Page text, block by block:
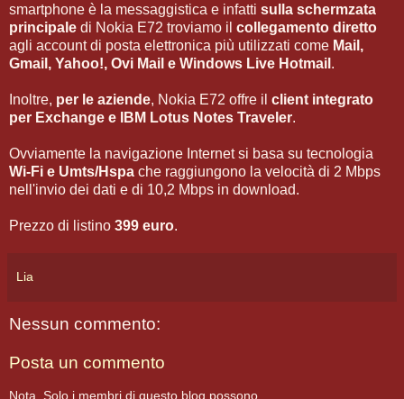
smartphone è la messaggistica e infatti sulla schermzata
principale di Nokia E72 troviamo il collegamento diretto
agli account di posta elettronica più utilizzati come Mail,
Gmail, Yahoo!, Ovi Mail e Windows Live Hotmail .
Inoltre, per le aziende, Nokia E72 offre il client integrato
per Exchange e IBM Lotus Notes Traveler.
Ovviamente la navigazione Internet si basa su tecnologia
Wi-Fi e Umts/Hspa che raggiungono la velocità di 2 Mbps
nell'invio dei dati e di 10,2 Mbps in download.
Prezzo di listino 399 euro.
Lia
Nessun commento:
Posta un commento
Nota. Solo i membri di questo blog possono